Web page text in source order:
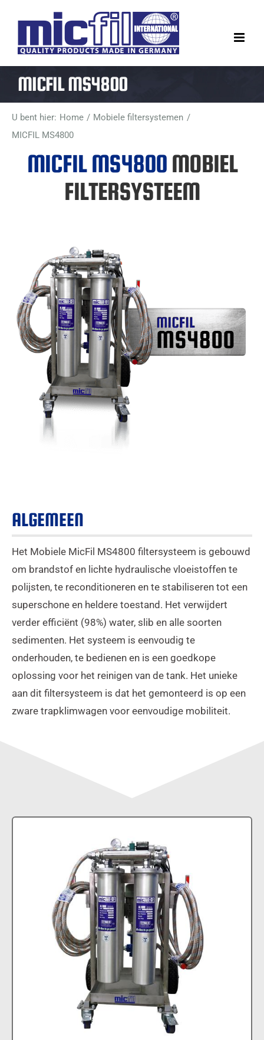
inhoud
MICFIL MS4800
U bent hier: Home
Mobiele filtersystemen
MICFIL MS4800
MICFIL MS4800 MOBIEL
FILTERSYSTEEM
ALGEMEEN
Het Mobiele MicFil MS4800 filtersysteem is gebouwd
om brandstof en lichte hydraulische vloeistoffen te
polijsten, te reconditioneren en te stabiliseren tot een
superschone en heldere toestand. Het verwijdert
verder efficiënt (98%) water, slib en alle soorten
sedimenten. Het systeem is eenvoudig te
onderhouden, te bedienen en is een goedkope
oplossing voor het reinigen van de tank. Het unieke
aan dit filtersysteem is dat het gemonteerd is op een
zware trapklimwagen voor eenvoudige mobiliteit.